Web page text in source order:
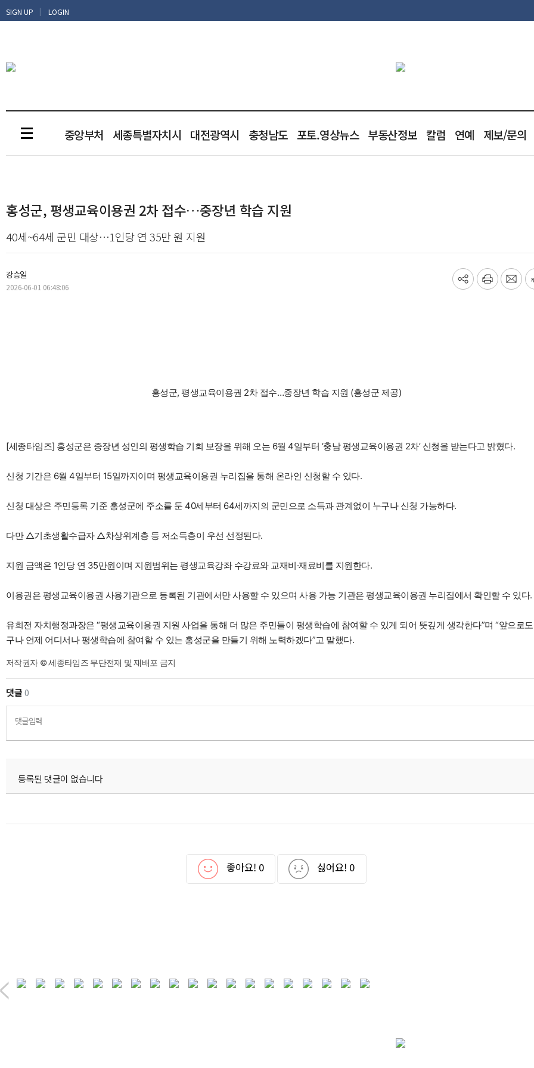
SIGN UP | LOGIN
중앙부처 세종특별자치시 대전광역시 충청남도 포토.영상뉴스 부동산정보 칼럼 연예 제보/문의
홍성군, 평생교육이용권 2차 접수…중장년 학습 지원
40세~64세 군민 대상…1인당 연 35만 원 지원
강승일
2026-06-01 06:48:06
기
프
메
홍성군, 평생교육이용권 2차 접수…중장년 학습 지원 (홍성군 제공)
[세종타임즈] 홍성군은 중장년 성인의 평생학습 기회 보장을 위해 오는 6월 4일부터 ‘충남 평생교육이용권 2차’ 신청을 받는다고 밝혔다.
신청 기간은 6월 4일부터 15일까지이며 평생교육이용권 누리집을 통해 온라인 신청할 수 있다.
신청 대상은 주민등록 기준 홍성군에 주소를 둔 40세부터 64세까지의 군민으로 소득과 관계없이 누구나 신청 가능하다.
다만 △기초생활수급자 △차상위계층 등 저소득층이 우선 선정된다.
지원 금액은 1인당 연 35만원이며 지원범위는 평생교육강좌 수강료와 교재비·재료비를 지원한다.
이용권은 평생교육이용권 사용기관으로 등록된 기관에서만 사용할 수 있으며 사용 가능 기관은 평생교육이용권 누리집에서 확인할 수 있다.
유희전 자치행정과장은 “평생교육이용권 지원 사업을 통해 더 많은 주민들이 평생학습에 참여할 수 있게 되어 뜻깊게 생각한다”며 “앞으로
구나 언제 어디서나 평생학습에 참여할 수 있는 홍성군을 만들기 위해 노력하겠다”고 말했다.
저작권자 © 세종타임즈 무단전재 및 재배포 금지
댓글0
댓글입력
등록된 댓글이 없습니다
좋아요! 0 싫어요! 0